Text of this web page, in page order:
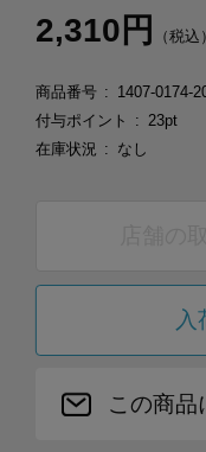
2,310円 （税込）
商品番号
1407-0174-
付与ポイント
23pt
在庫状況
なし
この商品
入